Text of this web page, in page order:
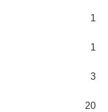
1
1
3
20